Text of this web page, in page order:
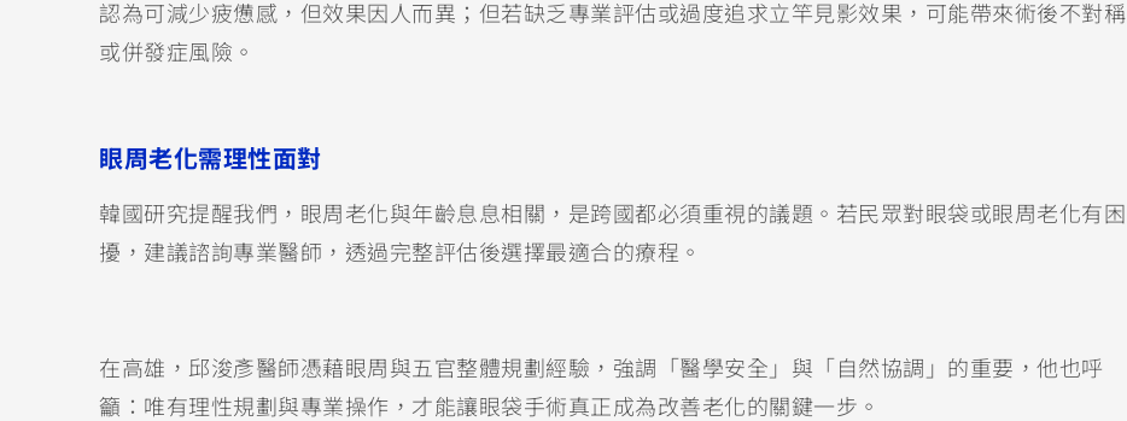
認為可減少疲憊感，但效果因人而異；但若缺乏專業評估或過度追求立竿見影效果，可能帶來術後不對稱
或併發症風險。
眼周老化需理性面對
韓國研究提醒我們，眼周老化與年齡息息相關，是跨國都必須重視的議題。若民眾對眼袋或眼周老化有困
擾，建議諮詢專業醫師，透過完整評估後選擇最適合的療程。
在高雄，邱浚彥醫師憑藉眼周與五官整體規劃經驗，強調「醫學安全」與「自然協調」的重要，他也呼
籲：唯有理性規劃與專業操作，才能讓眼袋手術真正成為改善老化的關鍵一步。